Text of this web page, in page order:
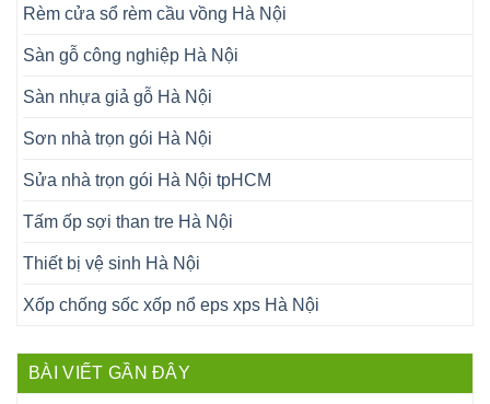
Rèm cửa sổ rèm cầu vồng Hà Nội
Sàn gỗ công nghiệp Hà Nội
Sàn nhựa giả gỗ Hà Nội
Sơn nhà trọn gói Hà Nội
Sửa nhà trọn gói Hà Nội tpHCM
Tấm ốp sợi than tre Hà Nội
Thiết bị vệ sinh Hà Nội
Xốp chống sốc xốp nổ eps xps Hà Nội
BÀI VIẾT GẦN ĐÂY